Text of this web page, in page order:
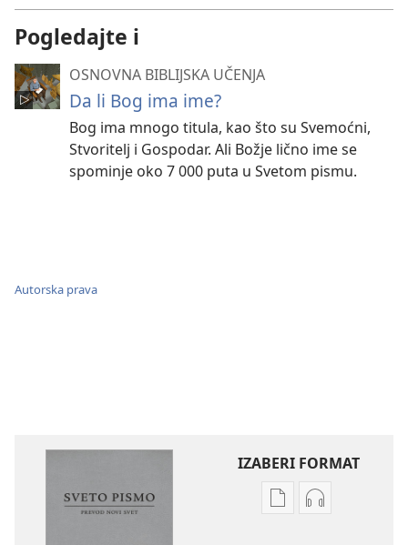
Pogledajte i
OSNOVNA BIBLIJSKA UČENJA
Da li Bog ima ime?
Bog ima mnogo titula, kao što su Svemoćni,
Stvoritelj i Gospodar. Ali Božje lično ime se
spominje oko 7 000 puta u Svetom pismu.
Autorska prava
IZABERI FORMAT
FormatiFormati